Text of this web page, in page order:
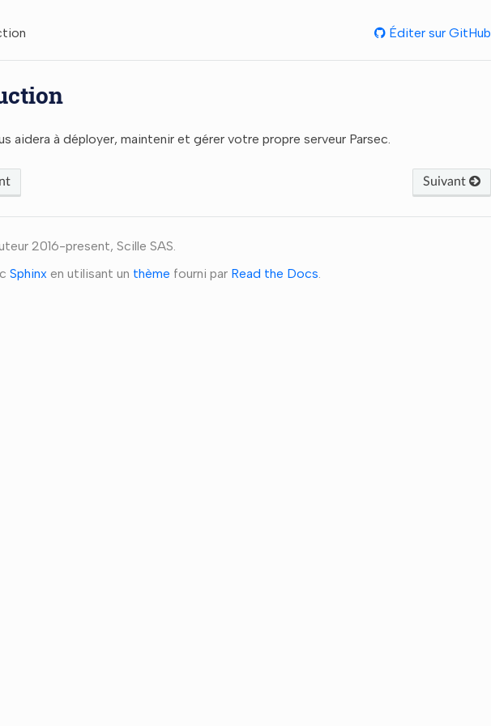
Éditer sur GitHub
aidera à déployer, maintenir et gérer votre propre serveur Parsec.
Suivant
2016-present, Scille SAS.
Sphinx en utilisant un thème fourni par Read the Docs.